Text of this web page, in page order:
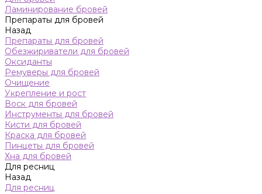
Ламинирование бровей
Препараты для бровей
Назад
Препараты для бровей
Обезжириватели для бровей
Оксиданты
Ремуверы для бровей
Очищение
Укрепление и рост
Воск для бровей
Инструменты для бровей
Кисти для бровей
Краска для бровей
Пинцеты для бровей
Хна для бровей
Для ресниц
Назад
Для ресниц